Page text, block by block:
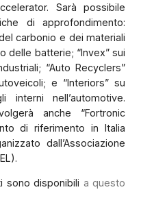
Sarà possibile
di approfondimento:
carbonio e dei materiali
delle batterie; “Invex” sui
“Auto Recyclers”
e “Interiors” su
nell’automotive.
anche “Fortronic
di riferimento in Italia
dall’Associazione
sono disponibili a questo